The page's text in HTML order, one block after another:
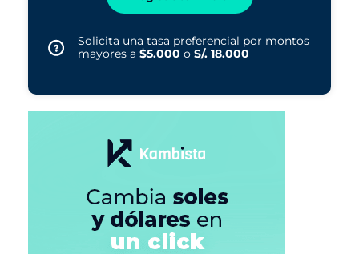
Solicita una tasa preferencial por montos
mayores a $5.000 o S/. 18.000